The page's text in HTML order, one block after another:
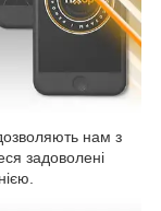
нам з
задоволені